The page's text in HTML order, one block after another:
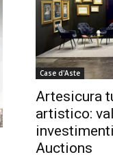
Case d'Aste
Artesicura
artistico:
Auctions